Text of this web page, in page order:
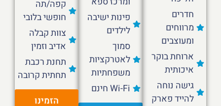
פינות ישיבה
לילדים
סמוך
לאטרקציות
משפחתיות
Wi-Fi חינם
חדרים
מרווחים
ומעוצבים
ארוחת בוקר
איכותית
גישה נוחה
להייד פארק
קפה/תה
חופשי בלובי
צוות קבלה
אדיב וזמין
תחנת רכבת
תחתית קרובה
הזמינו